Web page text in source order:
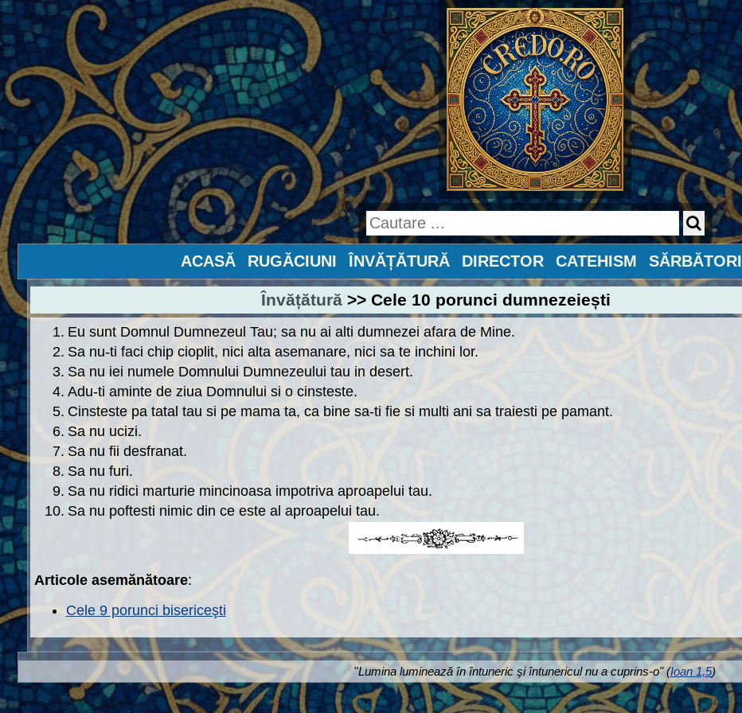
ACASĂ RUGĂCIUNI ÎNVĂȚĂTURĂ DIRECTOR CATEHISM SĂRBĂTORI
Învățătură >> Cele 10 porunci dumnezeiești
1. Eu sunt Domnul Dumnezeul Tau; sa nu ai alti dumnezei afara de Mine.
2. Sa nu-ti faci chip cioplit, nici alta asemanare, nici sa te inchini lor.
3. Sa nu iei numele Domnului Dumnezeului tau in desert.
4. Adu-ti aminte de ziua Domnului si o cinsteste.
5. Cinsteste pa tatal tau si pe mama ta, ca bine sa-ti fie si multi ani sa traiesti pe pamant.
6. Sa nu ucizi.
7. Sa nu fii desfranat.
8. Sa nu furi.
9. Sa nu ridici marturie mincinoasa impotriva aproapelui tau.
10. Sa nu poftesti nimic din ce este al aproapelui tau.
Articole asemănătoare:
Cele 9 porunci bisericeşti
"Lumina luminează în întuneric şi întunericul nu a cuprins-o" (Ioan 1,5)